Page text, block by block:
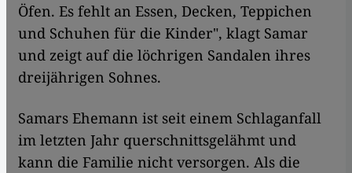
Öfen. Es fehlt an Essen, Decken, Teppichen
und Schuhen für die Kinder", klagt Samar
und zeigt auf die löchrigen Sandalen ihres
dreijährigen Sohnes.
Samars Ehemann ist seit einem Schlaganfall
im letzten Jahr querschnittsgelähmt und
kann die Familie nicht versorgen. Als die